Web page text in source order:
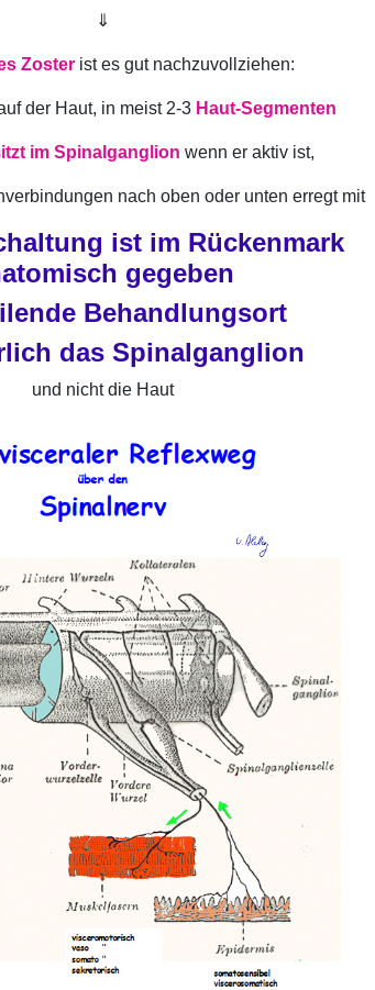
⇓
Zosterist es gut nachzuvollziehen:
der Haut, in meist 2-3 Haut-Segmenten
im Spinalganglion wenn er aktiv ist,
nach oben oder unten erregt mit
ist im Rückenmark
gegeben
Behandlungsort
das Spinalganglion
und nicht die Haut